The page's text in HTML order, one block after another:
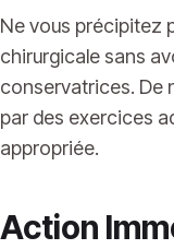
Ne vous précipitez
chirurgicale sans
conservatrices. De
par des exercices
appropriée.
Action